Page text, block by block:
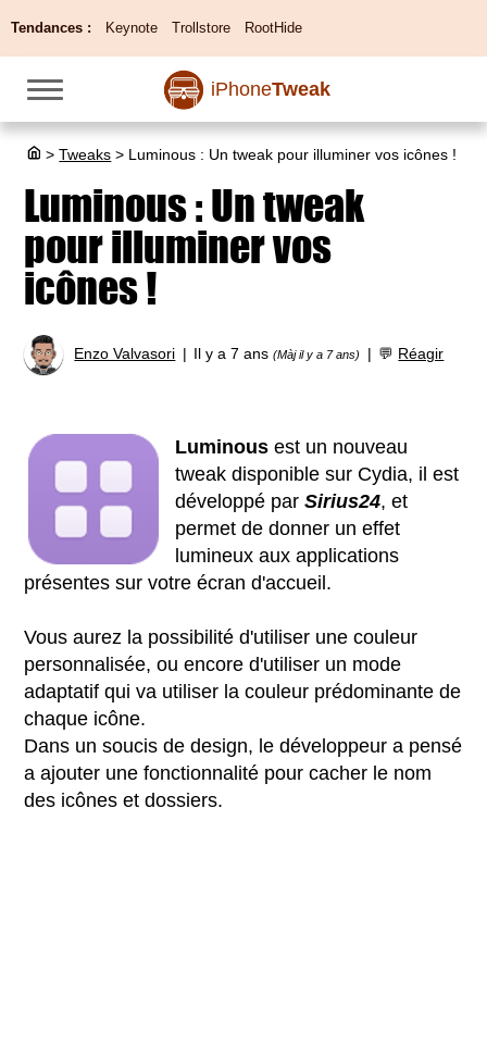
Tendances : Keynote Trollstore RootHide
iPhoneTweak
> Tweaks > Luminous : Un tweak pour illuminer vos icônes !
Luminous : Un tweak
pour illuminer vos
icônes !
Enzo Valvasori Il y a 7 ans(Màj il y a 7 ans) 💬 Réagir
Luminousest un nouveau
tweak disponible sur Cydia, il est
développé parSirius24, et
permet de donner un effet
lumineux aux applications
présentes sur votre écran d'accueil.
Vous aurez la possibilité d'utiliser une couleur
personnalisée, ou encore d'utiliser un mode
adaptatif qui va utiliser la couleur prédominante de
chaque icône.
Dans un soucis de design, le développeur a pensé
a ajouter une fonctionnalité pour cacher le nom
des icônes et dossiers.